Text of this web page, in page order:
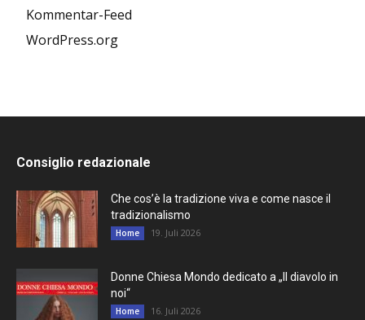
Kommentar-Feed
WordPress.org
Consiglio redazionale
Che cos’è la tradizione viva e come nasce il
tradizionalismo
Home 19. Juli 2026
Donne Chiesa Mondo dedicato a „Il diavolo in
noi“
Home 16. Juli 2026